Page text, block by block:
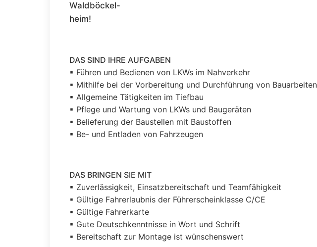
Waldböckel-
heim!
DAS SIND IHRE AUFGABEN
▪ Führen und Bedienen von LKWs im Nahverkehr
▪ Mithilfe bei der Vorbereitung und Durchführung von Bauarbeiten
▪ Allgemeine Tätigkeiten im Tiefbau
▪ Pflege und Wartung von LKWs und Baugeräten
▪ Belieferung der Baustellen mit Baustoffen
▪ Be- und Entladen von Fahrzeugen
DAS BRINGEN SIE MIT
▪ Zuverlässigkeit, Einsatzbereitschaft und Teamfähigkeit
▪ Gültige Fahrerlaubnis der Führerscheinklasse C/CE
▪ Gültige Fahrerkarte
▪ Gute Deutschkenntnisse in Wort und Schrift
▪ Bereitschaft zur Montage ist wünschenswert